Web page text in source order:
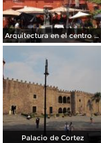
Arquitectura en el centro histórico. Septiembre/2015
Palacio de Cortez